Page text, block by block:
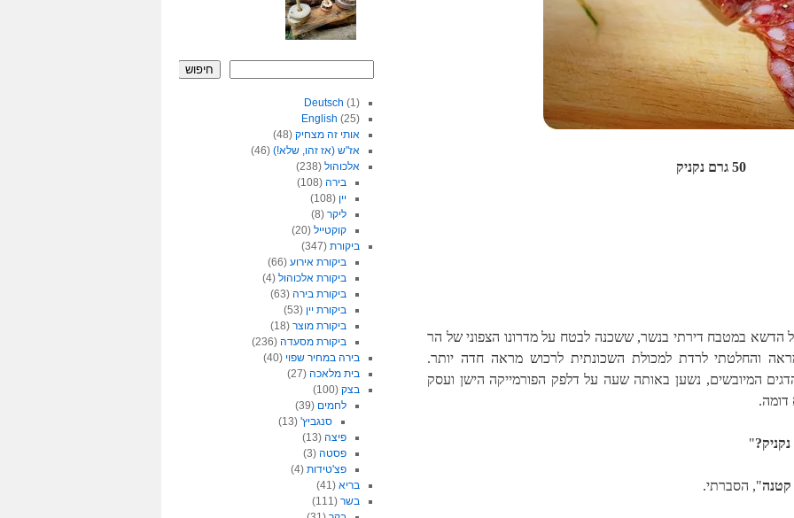
50 גרם נקניק
הדשא במטבח דירתי בנשר, ששכנה לבטח על מדרונו הצפוני של הר
והחלטתי לרדת למכולת השכונתית לרכוש מראה חדה יותר.
המיובשים, נשען באותה שעה על דלפק הפורמייקה הישן ועסק
"
קטנה", הסברתי.
חיפוש
Deutsch (1)
English (25)
אותי זה מצחיק(48)
אז"ש (אז זהו, שלא!)(46)
אלכוהול(238)
בירה (108)
יין (108)
ליקר (8)
קוקטייל (20)
ביקורת(347)
ביקורת אירוע (66)
ביקורת אלכוהול (4)
ביקורת בירה (63)
ביקורת יין (53)
ביקורת מוצר (18)
ביקורת מסעדה (236)
בירה במחיר שפוי (40)
בית מלאכה(27)
בצק(100)
לחמים (39)
סנגביץ'(13)
פיצה (13)
פסטה (3)
פצ'טידות (4)
בריא(41)
בשר(111)